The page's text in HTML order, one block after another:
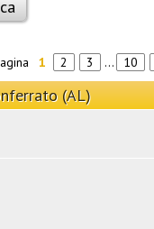
1 2 3 ... 10
(AL)